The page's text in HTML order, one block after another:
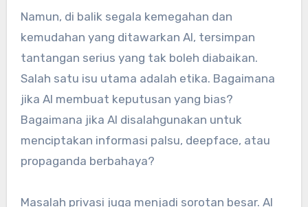
Namun, di balik segala kemegahan dan
kemudahan yang ditawarkan AI, tersimpan
tantangan serius yang tak boleh diabaikan.
Salah satu isu utama adalah etika. Bagaimana
jika AI membuat keputusan yang bias?
Bagaimana jika AI disalahgunakan untuk
menciptakan informasi palsu, deepface, atau
propaganda berbahaya?
Masalah privasi juga menjadi sorotan besar. AI